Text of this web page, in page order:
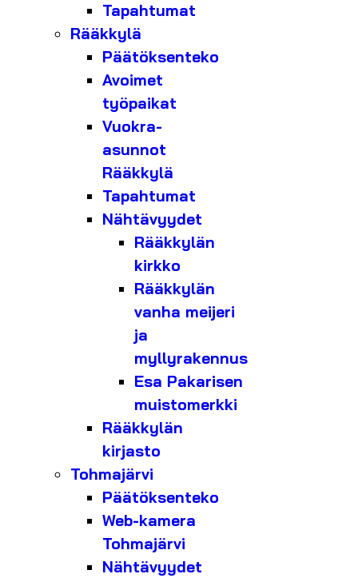
Tapahtumat
Rääkkylä
Päätöksenteko
Avoimet
työpaikat
Vuokra-
asunnot
Rääkkylä
Tapahtumat
Nähtävyydet
Rääkkylän
kirkko
Rääkkylän
vanha meijeri
ja
myllyrakennus
Esa Pakarisen
muistomerkki
Rääkkylän
kirjasto
Tohmajärvi
Päätöksenteko
Web-kamera
Tohmajärvi
Nähtävyydet